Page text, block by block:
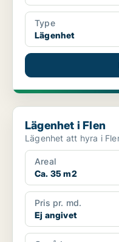
Type
Lägenhet
Lägenhet i Flen
Lägenhet i Flen
Areal
Ca. 35 m2
Pris pr. md.
Ej angivet